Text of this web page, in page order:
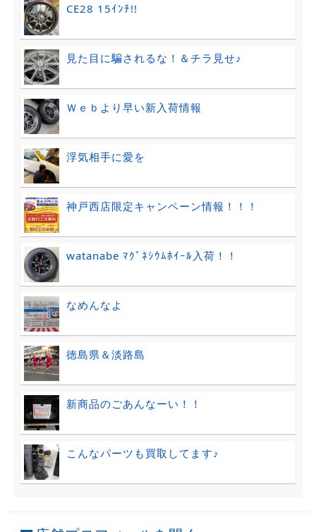
CE28 15ｲﾝﾁ!!
見た目に騙されるな！＆チラ見せ♪
Ｗｅｂより早い新入荷情報
浮気相手に愛を
神戸西店限定キャンペーン情報！！！
watanabe ﾏｸﾞﾈｼｳﾑﾎｲｰﾙ入荷！！
なめんなよ
徳島県＆淡路島
新商品のごあんなーい！！
こんなパーツも買取してます♪